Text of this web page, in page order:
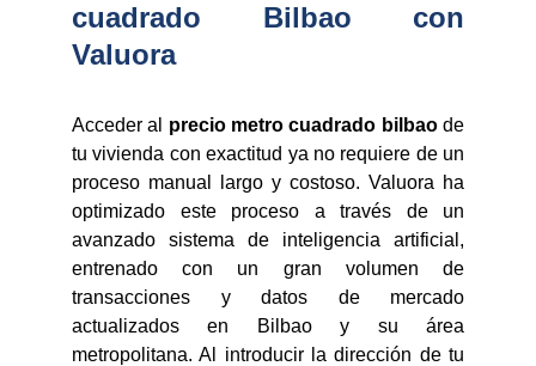
cuadrado Bilbao con
Valuora
Acceder al precio metro cuadrado bilbaode
tu vivienda con exactitud ya no requiere de un
proceso manual largo y costoso. Valuora ha
optimizado este proceso a través de un
avanzado sistema de inteligencia artificial,
entrenado con un gran volumen de
transacciones y datos de mercado
actualizados en Bilbao y su área
metropolitana. Al introducir la dirección de tu